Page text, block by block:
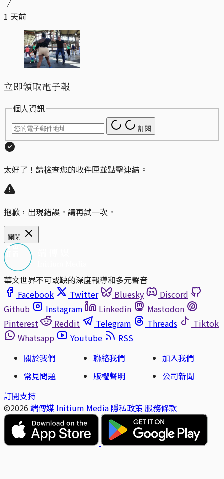
1 天前
立即領取電子報
個人資訊
訂閱
太好了！請檢查您的收件匣並點擊連結。
抱歉，出現錯誤。請再試一次。
關閉
華文世界不可或缺的深度報導和多元聲音
Facebook
Twitter Bluesky
Discord
Github
Instagram Linkedin
Mastodon
Pinterest
Reddit Telegram Threads
Tiktok
Whatsapp
Youtube
RSS
關於我們
聯絡我們
加入我們
常見問題
版權聲明
公司新聞
訂閱支持
©2026 端傳媒 Initium Media 隱私政策 服務條款